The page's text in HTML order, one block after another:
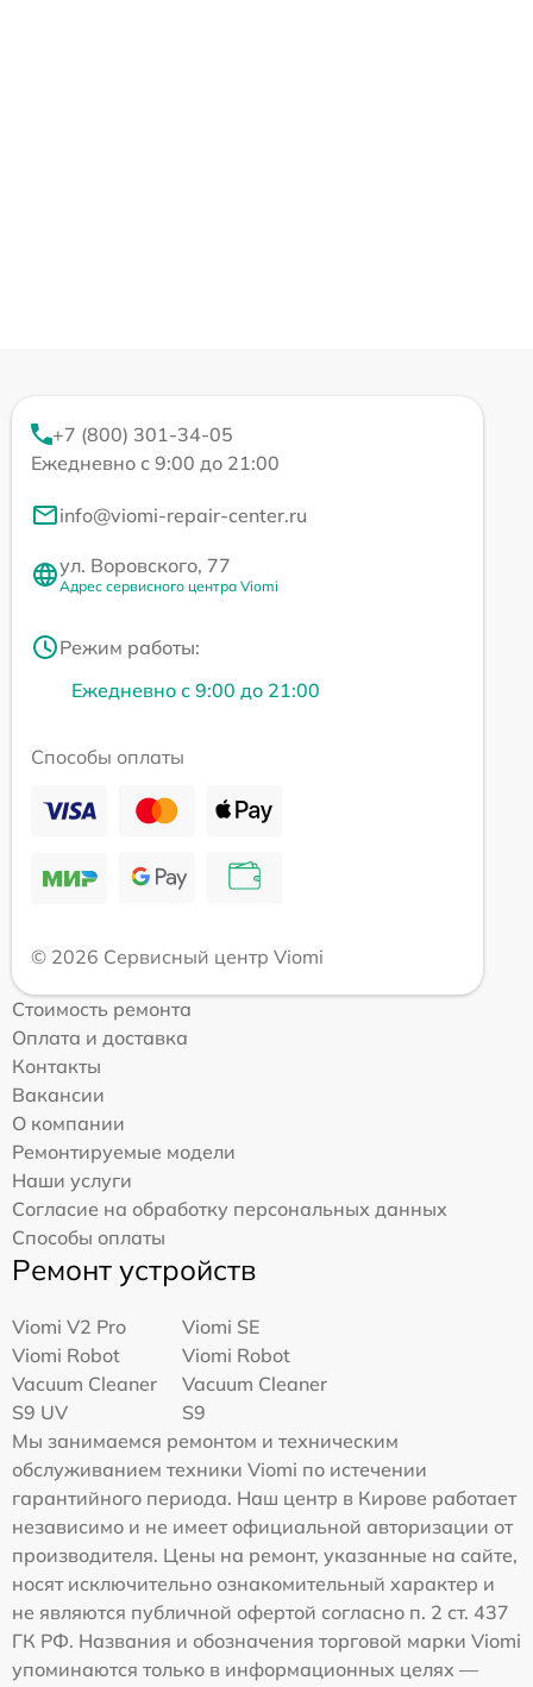
+7 (800) 301-34-05
Ежедневно с 9:00 до 21:00
info@viomi-repair-center.ru
ул. Воровского, 77
Адрес сервисного центра Viomi
Режим работы:
Ежедневно с 9:00 до 21:00
Способы оплаты
© 2026 Сервисный центр Viomi
Стоимость ремонта
Оплата и доставка
Контакты
Вакансии
О компании
Ремонтируемые модели
Наши услуги
Согласие на обработку персональных данных
Способы оплаты
Ремонт устройств
Viomi V2 Pro
Viomi SE
Viomi Robot
Vacuum Cleaner
S9 UV
Viomi Robot
Vacuum Cleaner
S9
Мы занимаемся ремонтом и техническим
обслуживанием техники Viomi по истечении
гарантийного периода. Наш центр в Кирове работает
независимо и не имеет официальной авторизации от
производителя. Цены на ремонт, указанные на сайте,
носят исключительно ознакомительный характер и
не являются публичной офертой согласно п. 2 ст. 437
ГК РФ. Названия и обозначения торговой марки Viomi
упоминаются только в информационных целях —